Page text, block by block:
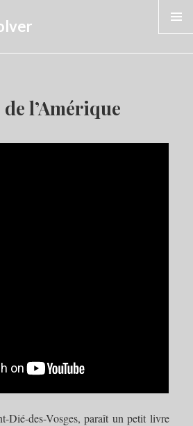
l’Amérique
Dié-des-Vosges, paraît un petit livre